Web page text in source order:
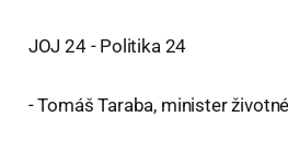
JOJ 24 - Politika 24
- Tomáš Taraba, minister